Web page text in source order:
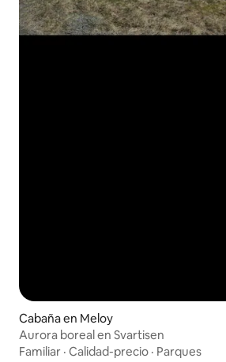
Cabaña en Meloy
Aurora boreal en Svartisen
Familiar · Calidad-precio · Parques